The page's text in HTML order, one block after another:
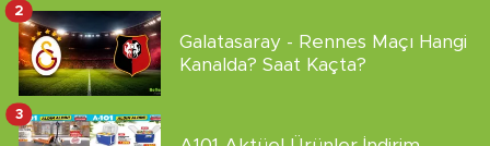
Galatasaray - Rennes Maçı Hangi
Kanalda? Saat Kaçta?
2
3